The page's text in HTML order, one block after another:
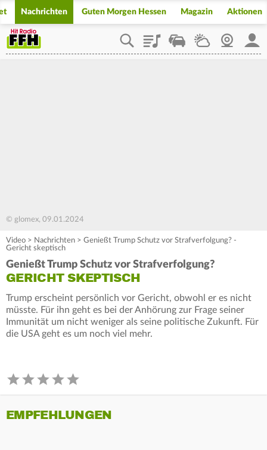
Nachrichten Guten Morgen Hessen Magazin Aktionen
PlaylistStaupilotWetterWebcam
© glomex, 09.01.2024
Video > Nachrichten > Genießt Trump Schutz vor Strafverfolgung? -
Gericht skeptisch
Genießt Trump Schutz vor Strafverfolgung?
GERICHT SKEPTISCH
Trump erscheint persönlich vor Gericht, obwohl er es nicht
müsste. Für ihn geht es bei der Anhörung zur Frage seiner
Immunität um nicht weniger als seine politische Zukunft. Für
die USA geht es um noch viel mehr.
EMPFEHLUNGEN